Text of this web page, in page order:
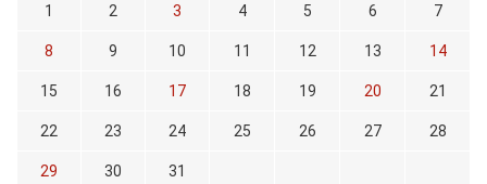
1 2 3 4 5 6 7
8 9 10 11 12 13 14
15 16 17 18 19 20 21
22 23 24 25 26 27 28
29 30 31